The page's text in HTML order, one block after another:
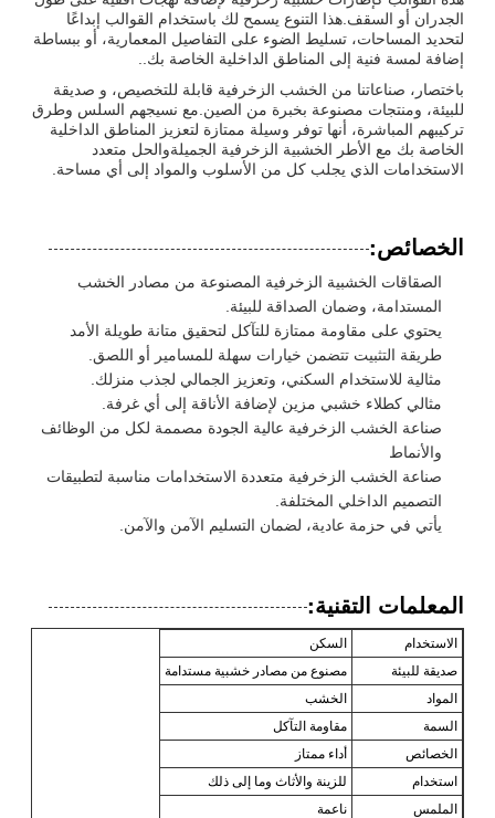
الجدران أو السقف.هذا التنوع يسمح لك باستخدام القوالب إبداعًا
لتحديد المساحات، تسليط الضوء على التفاصيل المعمارية، أو ببساطة
إضافة لمسة فنية إلى المناطق الداخلية الخاصة بك..
باختصار، صناعاتنا من الخشب الزخرفية قابلة للتخصيص، و صديقة
للبيئة، ومنتجات مصنوعة بخبرة من الصين.مع نسيجهم السلس وطرق
تركيبهم المباشرة، أنها توفر وسيلة ممتازة لتعزيز المناطق الداخلية
الخاصة بك مع الأطر الخشبية الزخرفية الجميلةوالحل متعدد
الاستخدامات الذي يجلب كل من الأسلوب والمواد إلى أي مساحة.
الخصائص:
الصقاقات الخشبية الزخرفية المصنوعة من مصادر الخشب
المستدامة، وضمان الصداقة للبيئة.
يحتوي على مقاومة ممتازة للتآكل لتحقيق متانة طويلة الأمد
طريقة التثبيت تتضمن خيارات سهلة للمسامير أو اللصق.
مثالية للاستخدام السكني، وتعزيز الجمالي لجذب منزلك.
مثالي كطلاء خشبي مزين لإضافة الأناقة إلى أي غرفة.
صناعة الخشب الزخرفية عالية الجودة مصممة لكل من الوظائف
والأنماط
صناعة الخشب الزخرفية متعددة الاستخدامات مناسبة لتطبيقات
التصميم الداخلي المختلفة.
يأتي في حزمة عادية، لضمان التسليم الآمن والآمن.
المعلمات التقنية:
الاستخدام
السكن
صديقة للبيئة
مصنوع من مصادر خشبية مستدامة
المواد
الخشب
السمة
مقاومة التآكل
الخصائص
أداء ممتاز
استخدام
للزينة والأثاث وما إلى ذلك
الملمس
ناعمة